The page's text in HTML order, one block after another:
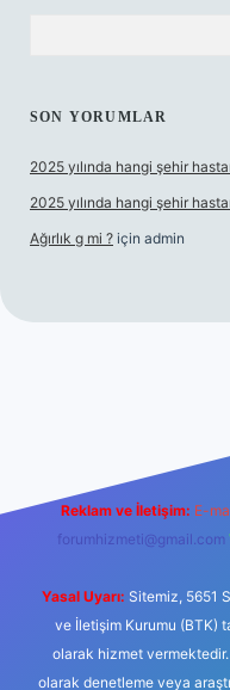
SON YORUMLAR
2025 yılında hangi şehir
2025 yılında hangi şehir
Ağırlık g mi ? için admin
Reklam ve İletişim: E-
forumhizmeti@gmail.com
Yasal Uyarı: Sitemiz, 5651
ve İletişim Kurumu (BTK)
olarak hizmet
olarak denetleme veya